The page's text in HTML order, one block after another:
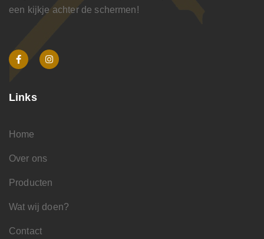
een kijkje achter de schermen!
Links
Home
Over ons
Producten
Wat wij doen?
Contact